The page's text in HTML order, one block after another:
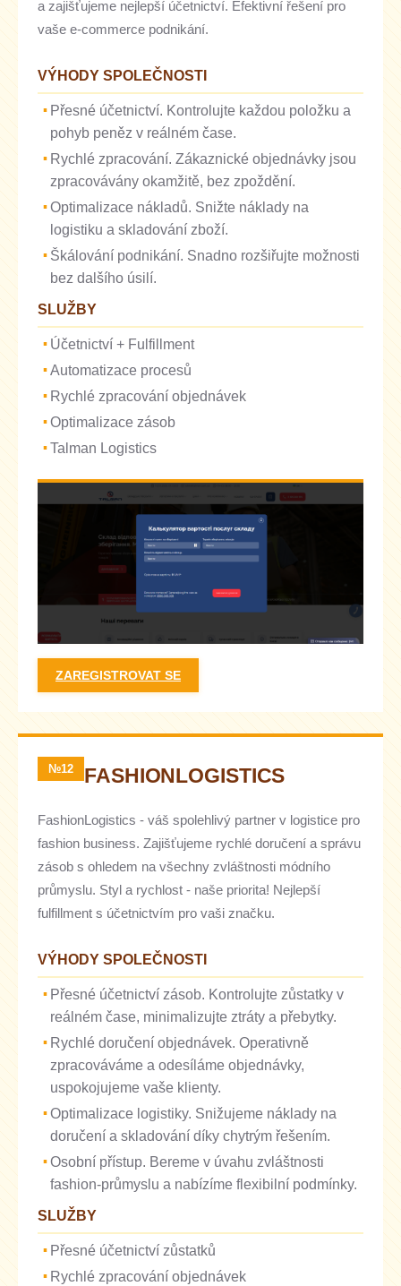
a zajišťujeme nejlepší účetnictví. Efektivní řešení pro
vaše e-commerce podnikání.
VÝHODY SPOLEČNOSTI
Přesné účetnictví. Kontrolujte každou položku a
pohyb peněz v reálném čase.
Rychlé zpracování. Zákaznické objednávky jsou
zpracovávány okamžitě, bez zpoždění.
Optimalizace nákladů. Snižte náklady na
logistiku a skladování zboží.
Škálování podnikání. Snadno rozšiřujte možnosti
bez dalšího úsilí.
SLUŽBY
Účetnictví + Fulfillment
Automatizace procesů
Rychlé zpracování objednávek
Optimalizace zásob
Talman Logistics
ZAREGISTROVAT SE
№12 FASHIONLOGISTICS
FashionLogistics - váš spolehlivý partner v logistice pro
fashion business. Zajišťujeme rychlé doručení a správu
zásob s ohledem na všechny zvláštnosti módního
průmyslu. Styl a rychlost - naše priorita! Nejlepší
fulfillment s účetnictvím pro vaši značku.
VÝHODY SPOLEČNOSTI
Přesné účetnictví zásob. Kontrolujte zůstatky v
reálném čase, minimalizujte ztráty a přebytky.
Rychlé doručení objednávek. Operativně
zpracováváme a odesíláme objednávky,
uspokojujeme vaše klienty.
Optimalizace logistiky. Snižujeme náklady na
doručení a skladování díky chytrým řešením.
Osobní přístup. Bereme v úvahu zvláštnosti
fashion-průmyslu a nabízíme flexibilní podmínky.
SLUŽBY
Přesné účetnictví zůstatků
Rychlé zpracování objednávek